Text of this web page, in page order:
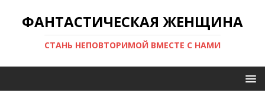
ФАНТАСТИЧЕСКАЯ ЖЕНЩИНА
СТАНЬ НЕПОВТОРИМОЙ ВМЕСТЕ С НАМИ